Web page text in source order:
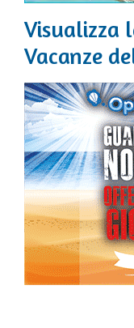
Visualizza
Vacanze